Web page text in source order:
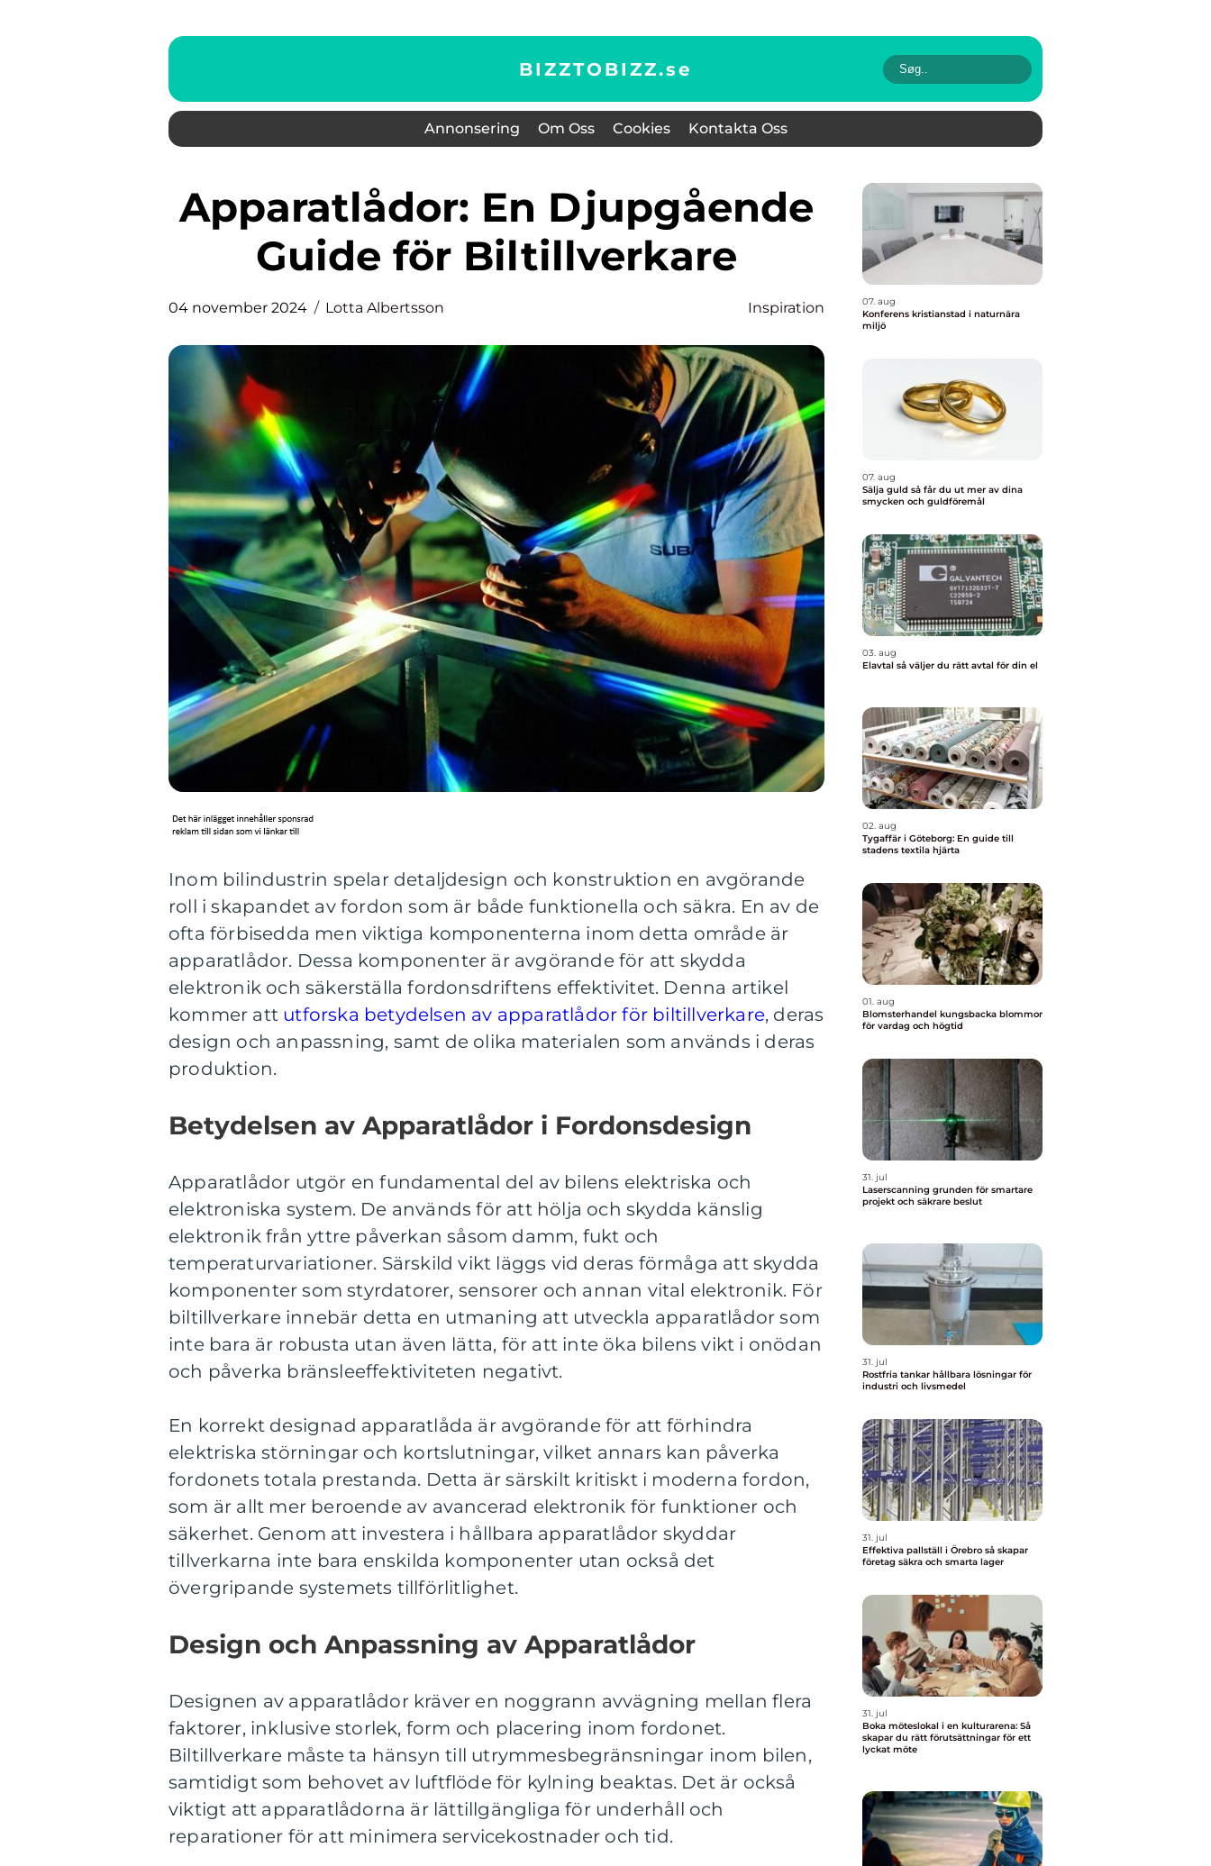
BIZZTOBIZZ.se
Annonsering Om Oss Cookies Kontakta Oss
Apparatlådor: En Djupgående
Guide för Biltillverkare
04 november 2024 Lotta Albertsson Inspiration
Inom bilindustrin spelar detaljdesign och konstruktion en avgörande
roll i skapandet av fordon som är både funktionella och säkra. En av de
ofta förbisedda men viktiga komponenterna inom detta område är
apparatlådor. Dessa komponenter är avgörande för att skydda
elektronik och säkerställa fordonsdriftens effektivitet. Denna artikel
kommer att utforska betydelsen av apparatlådor för biltillverkare, deras
design och anpassning, samt de olika materialen som används i deras
produktion.
Betydelsen av Apparatlådor i Fordonsdesign
Apparatlådor utgör en fundamental del av bilens elektriska och
elektroniska system. De används för att hölja och skydda känslig
elektronik från yttre påverkan såsom damm, fukt och
temperaturvariationer. Särskild vikt läggs vid deras förmåga att skydda
komponenter som styrdatorer, sensorer och annan vital elektronik. För
biltillverkare innebär detta en utmaning att utveckla apparatlådor som
inte bara är robusta utan även lätta, för att inte öka bilens vikt i onödan
och påverka bränsleeffektiviteten negativt.
En korrekt designad apparatlåda är avgörande för att förhindra
elektriska störningar och kortslutningar, vilket annars kan påverka
fordonets totala prestanda. Detta är särskilt kritiskt i moderna fordon,
som är allt mer beroende av avancerad elektronik för funktioner och
säkerhet. Genom att investera i hållbara apparatlådor skyddar
tillverkarna inte bara enskilda komponenter utan också det
övergripande systemets tillförlitlighet.
Design och Anpassning av Apparatlådor
Designen av apparatlådor kräver en noggrann avvägning mellan flera
faktorer, inklusive storlek, form och placering inom fordonet.
Biltillverkare måste ta hänsyn till utrymmesbegränsningar inom bilen,
samtidigt som behovet av luftflöde för kylning beaktas. Det är också
viktigt att apparatlådorna är lättillgängliga för underhåll och
reparationer för att minimera servicekostnader och tid.
07. aug
Konferens kristianstad i naturnära
miljö
07. aug
Sälja guld så får du ut mer av dina
smycken och guldföremål
03. aug
Elavtal så väljer du rätt avtal för din el
02. aug
Tygaffär i Göteborg: En guide till
stadens textila hjärta
01. aug
Blomsterhandel kungsbacka blommor
för vardag och högtid
31. jul
Laserscanning grunden för smartare
projekt och säkrare beslut
31. jul
Rostfria tankar hållbara lösningar för
industri och livsmedel
31. jul
Effektiva pallställ i Örebro så skapar
företag säkra och smarta lager
31. jul
Boka möteslokal i en kulturarena: Så
skapar du rätt förutsättningar för ett
lyckat möte